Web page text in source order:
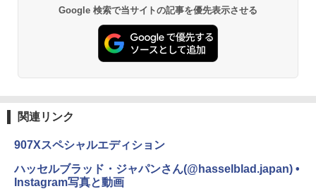
Google 検索で当サイトの記事を優先表示させる
関連リンク
907Xスペシャルエディション
ハッセルブラッド・ジャパンさん(@hasselblad.japan) •
Instagram写真と動画